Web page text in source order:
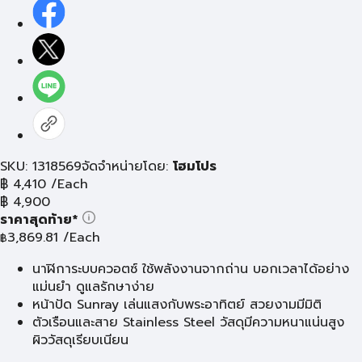
SKU: 1318569จัดจำหน่ายโดย: โฮมโปร
฿ 4,410 /Each
฿ 4,900
ราคาสุดท้าย*
฿3,869.81 /Each
นาฬิการะบบควอตซ์ ใช้พลังงานจากถ่าน บอกเวลาได้อย่าง
แม่นยำ ดูแลรักษาง่าย
หน้าปัด Sunray เล่นแสงกับพระอาทิตย์ สวยงามมีมิติ
ตัวเรือนและสาย Stainless Steel วัสดุมีความหนาแน่นสูง
ผิววัสดุเรียบเนียน